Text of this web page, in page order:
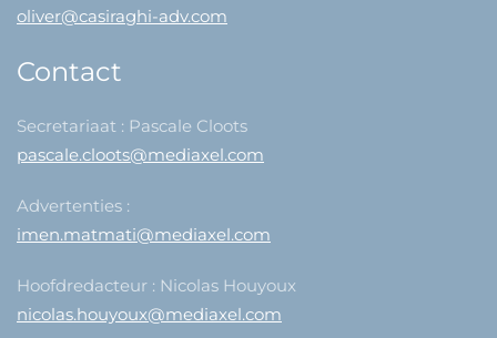
oliver@casiraghi-adv.com
Contact
Secretariaat : Pascale Cloots
pascale.cloots@mediaxel.com
Advertenties :
imen.matmati@mediaxel.com
Hoofdredacteur : Nicolas Houyoux
nicolas.houyoux@mediaxel.com